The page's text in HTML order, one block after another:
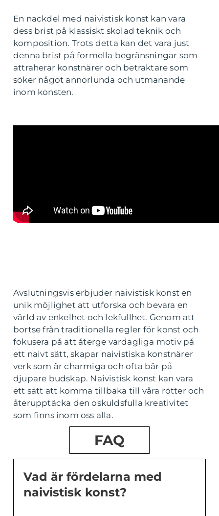
En nackdel med naivistisk konst kan vara
dess brist på klassiskt skolad teknik och
komposition. Trots detta kan det vara just
denna brist på formella begränsningar som
attraherar konstnärer och betraktare som
söker något annorlunda och utmanande
inom konsten.
Avslutningsvis erbjuder naivistisk konst en
unik möjlighet att utforska och bevara en
värld av enkelhet och lekfullhet. Genom att
bortse från traditionella regler för konst och
fokusera på att återge vardagliga motiv på
ett naivt sätt, skapar naivistiska konstnärer
verk som är charmiga och ofta bär på
djupare budskap. Naivistisk konst kan vara
ett sätt att komma tillbaka till våra rötter och
återupptäcka den oskuldsfulla kreativitet
som finns inom oss alla.
FAQ
Vad är fördelarna med
naivistisk konst?